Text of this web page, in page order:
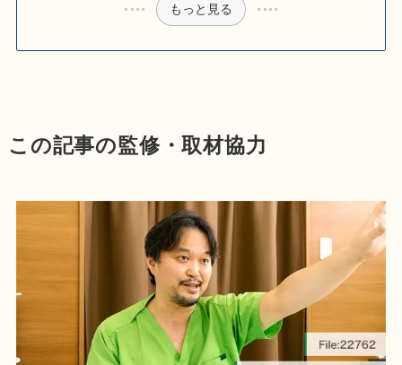
もっと見る
この記事の監修・取材協力